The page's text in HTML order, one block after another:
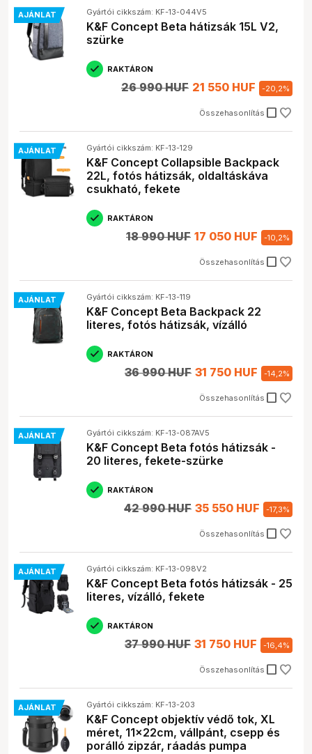
AJÁNLAT Gyártói cikkszám: KF-13-044V5
K&F Concept Beta hátizsák 15L V2,
szürke
RAKTÁRON
Összehasonlítás check_box_outline_blank
26 990 HUF 21 550 HUF -20,2%
AJÁNLAT Gyártói cikkszám: KF-13-129
K&F Concept Collapsible Backpack
22L, fotós hátizsák, oldaltáskáva
csukható, fekete
RAKTÁRON
Összehasonlítás check_box_outline_blank
18 990 HUF 17 050 HUF -10,2%
AJÁNLAT Gyártói cikkszám: KF-13-119
K&F Concept Beta Backpack 22
literes, fotós hátizsák, vízálló
RAKTÁRON
Összehasonlítás check_box_outline_blank
36 990 HUF 31 750 HUF -14,2%
AJÁNLAT Gyártói cikkszám: KF-13-087AV5
K&F Concept Beta fotós hátizsák -
20 literes, fekete-szürke
RAKTÁRON
Összehasonlítás check_box_outline_blank
42 990 HUF 35 550 HUF -17,3%
AJÁNLAT Gyártói cikkszám: KF-13-098V2
K&F Concept Beta fotós hátizsák - 25
literes, vízálló, fekete
RAKTÁRON
Összehasonlítás check_box_outline_blank
37 990 HUF 31 750 HUF -16,4%
AJÁNLAT Gyártói cikkszám: KF-13-203
K&F Concept objektív védő tok, XL
méret, 11x22cm, vállpánt, csepp és
porálló zipzár, ráadás pumpa